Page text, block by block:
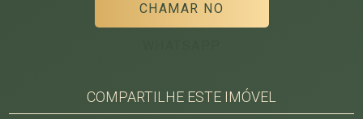
CHAMAR NO
COMPARTILHE ESTE IMÓVEL